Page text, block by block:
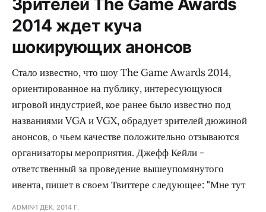
2014 ждет куча
шокирующих анонсов
Стало известно, что шоу The Game Awards 2014,
ориентированное на публику, интересующуюся
игровой индустрией, кое ранее было известно под
названиями VGA и VGX, обрадует зрителей дюжиной
анонсов, о чьем качестве положительно отзываются
организаторы мероприятия. Джефф Кейли -
ответственный за проведение вышеупомянутого
ивента, пишет в своем Твиттере следующее: "Мне тут
ADMIN1 ДЕК. 2014 Г.